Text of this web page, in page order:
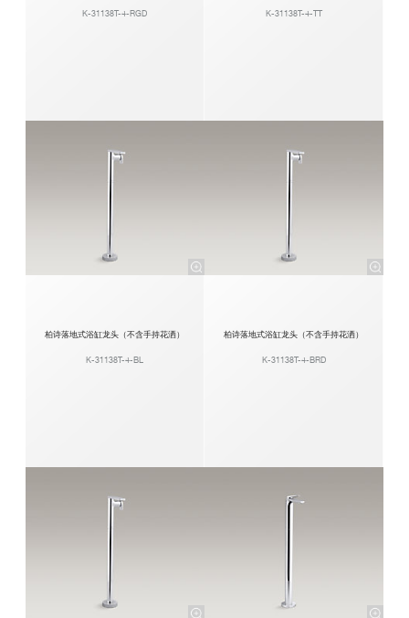
K-31138T-4-RGD K-31138T-4-TT
柏诗落地式浴缸龙头（不含手持花洒）
K-31138T-4-BL
柏诗落地式浴缸龙头（不含手持花洒）
K-31138T-4-BRD